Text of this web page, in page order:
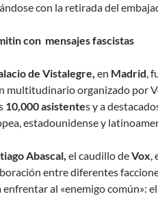
con la retirada del
con mensajes fascistas
de Vistalegre, en Madrid,
multitudinario organizado por
10,000 asistentes y a
estadounidense y
Abascal, el caudillo deVox,
entre diferentes
enfrentar al «enemigo común»: